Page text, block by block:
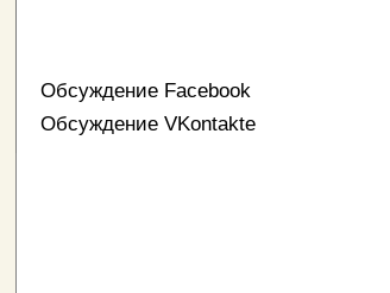
Обсуждение Facebook
Обсуждение VKontakte